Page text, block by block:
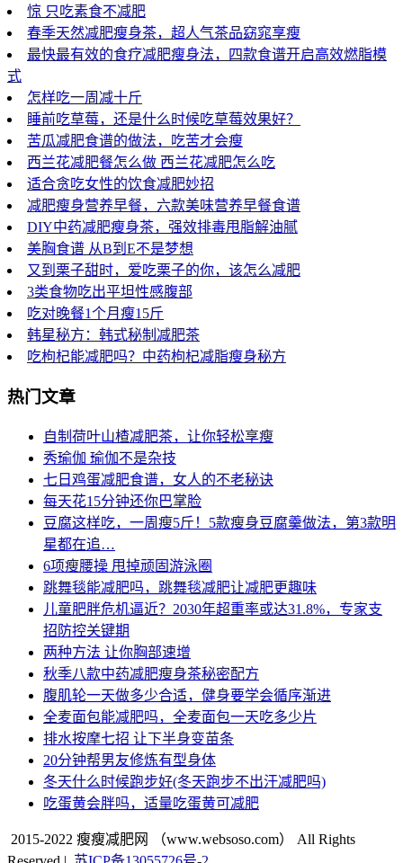
惊 只吃素食不减肥
春季天然减肥瘦身茶，超人气茶品窈窕享瘦
最快最有效的食疗减肥瘦身法，四款食谱开启高效燃脂模
式
怎样吃一周减十斤
睡前吃草莓，还是什么时候吃草莓效果好？
苦瓜减肥食谱的做法，吃苦才会瘦
西兰花减肥餐怎么做 西兰花减肥怎么吃
适合贪吃女性的饮食减肥妙招
减肥瘦身营养早餐，六款美味营养早餐食谱
DIY中药减肥瘦身茶，强效排毒甩脂解油腻
美胸食谱 从B到E不是梦想
又到栗子甜时，爱吃栗子的你，该怎么减肥
3类食物吃出平坦性感腹部
吃对晚餐1个月瘦15斤
韩星秘方：韩式秘制减肥茶
吃枸杞能减肥吗？中药枸杞减脂瘦身秘方
热门文章
自制荷叶山楂减肥茶，让你轻松享瘦
秀瑜伽 瑜伽不是杂技
七日鸡蛋减肥食谱，女人的不老秘诀
每天花15分钟还你巴掌脸
豆腐这样吃，一周瘦5斤！5款瘦身豆腐羹做法，第3款明
星都在追…
6项瘦腰操 甩掉顽固游泳圈
跳舞毯能减肥吗，跳舞毯减肥让减肥更趣味
儿童肥胖危机逼近？2030年超重率或达31.8%，专家支
招防控关键期
两种方法 让你胸部速增
秋季八款中药减肥瘦身茶秘密配方
腹肌轮一天做多少合适，健身要学会循序渐进
全麦面包能减肥吗，全麦面包一天吃多少片
排水按摩七招 让下半身变苗条
20分钟帮男友修炼有型身体
冬天什么时候跑步好(冬天跑步不出汗减肥吗)
吃蛋黄会胖吗，适量吃蛋黄可减肥
2015-2022 瘦瘦减肥网
（www.websoso.com） All Rights